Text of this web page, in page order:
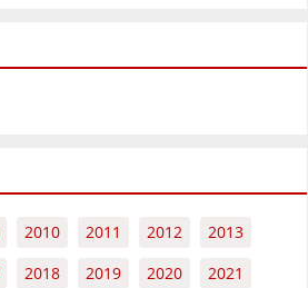
2010 2011 2012
2013
2018 2019 2020
2021